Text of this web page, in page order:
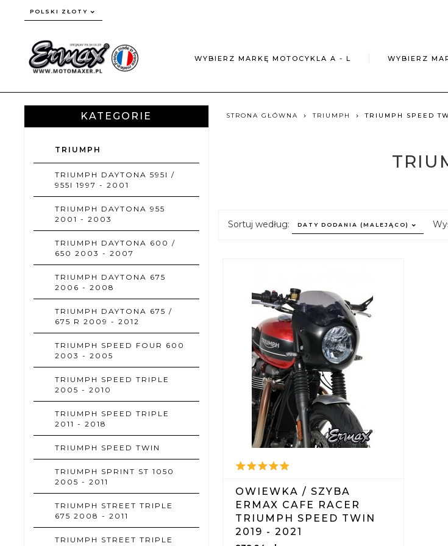
currency_h
POLSKI ZŁOTY
WYBIERZ MARKĘ MOTOCYKLA A - L WYBIERZ
KATEGORIE
TRIUMPH
TRIUMPH DAYTONA 595I /
955I 1997 - 2001
TRIUMPH DAYTONA 955
2001 - 2003
TRIUMPH DAYTONA 600 /
650 2003 - 2007
TRIUMPH DAYTONA 675
2006 - 2008
TRIUMPH DAYTONA 675 /
675 R 2009 - 2012
TRIUMPH SPEED FOUR 600
2003 - 2005
TRIUMPH SPEED TRIPLE
2005 - 2010
TRIUMPH SPEED TRIPLE
2011 - 2018
TRIUMPH SPEED TWIN
TRIUMPH SPRINT ST 1050
2005 - 2011
TRIUMPH STREET TRIPLE
675 2008 - 2011
TRIUMPH STREET TRIPLE
STRONA GŁÓWNA TRIUMPH TRIUMPH SPEED
Sortuj według: sort
DATY DODANIA (MALEJĄCO)
OWIEWKA / SZYBA
ERMAX CAFE RACER
TRIUMPH SPEED TWIN
2019 - 2021